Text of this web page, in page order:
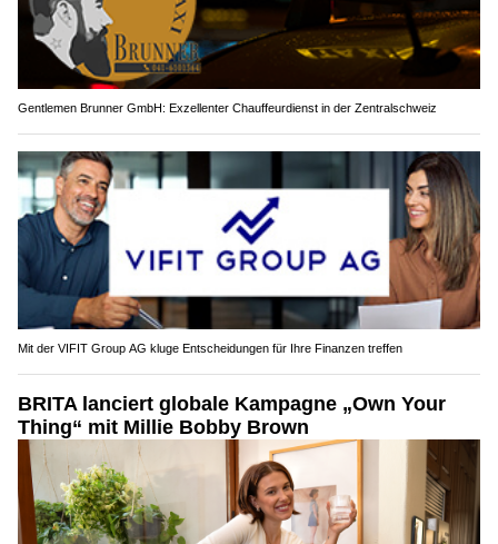
Gentlemen Brunner GmbH: Exzellenter Chauffeurdienst in der Zentralschweiz
Mit der VIFIT Group AG kluge Entscheidungen für Ihre Finanzen treffen
BRITA lanciert globale Kampagne „Own Your
Thing“ mit Millie Bobby Brown